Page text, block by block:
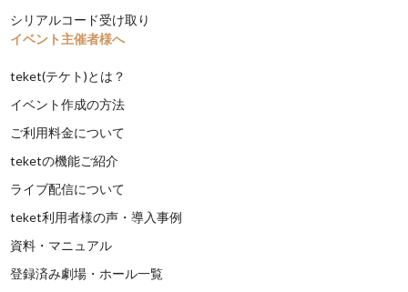
シリアルコード受け取り
イベント主催者様へ
teket(テケト)とは？
イベント作成の方法
ご利用料金について
teketの機能ご紹介
ライブ配信について
teket利用者様の声・導入事例
資料・マニュアル
登録済み劇場・ホール一覧